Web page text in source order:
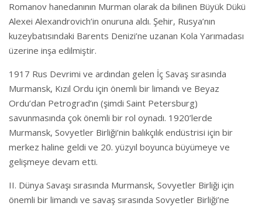
Romanov hanedanının Murman olarak da bilinen Büyük Dükü
Alexei Alexandrovich’in onuruna aldı. Şehir, Rusya’nın
kuzeybatısındaki Barents Denizi’ne uzanan Kola Yarımadası
üzerine inşa edilmiştir.
1917 Rus Devrimi ve ardından gelen İç Savaş sırasında
Murmansk, Kızıl Ordu için önemli bir limandı ve Beyaz
Ordu’dan Petrograd’ın (şimdi Saint Petersburg)
savunmasında çok önemli bir rol oynadı. 1920’lerde
Murmansk, Sovyetler Birliği’nin balıkçılık endüstrisi için bir
merkez haline geldi ve 20. yüzyıl boyunca büyümeye ve
gelişmeye devam etti.
II. Dünya Savaşı sırasında Murmansk, Sovyetler Birliği için
önemli bir limandı ve savaş sırasında Sovyetler Birliği’ne